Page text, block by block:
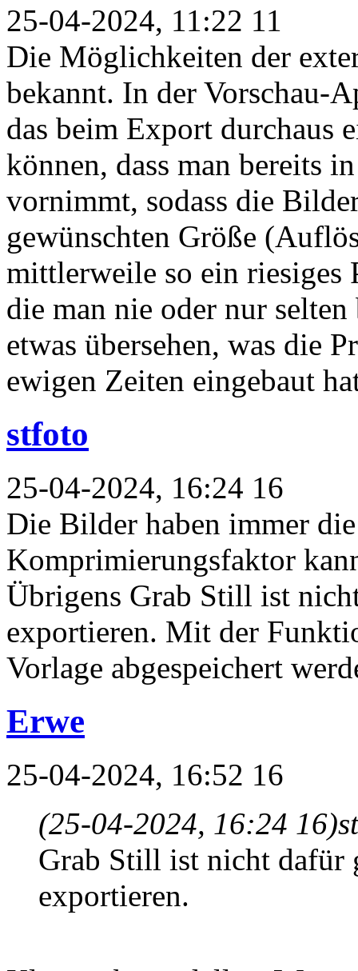
25-04-2024, 11:22 11
Die Möglichkeiten der
bekannt. In der Vorschau-
das beim Export durchaus
können, dass man bereits
vornimmt, sodass die
gewünschten Größe
mittlerweile so ein riesiges
die man nie oder nur
etwas übersehen, was die
ewigen Zeiten eingebaut
stfoto
25-04-2024, 16:24 16
Die Bilder haben immer
Komprimierungsfaktor
Übrigens Grab Still ist
exportieren. Mit der
Vorlage abgespeichert
Erwe
25-04-2024, 16:52 16
(25-04-2024, 16:24 16)
Grab Still ist nicht dafür
exportieren.